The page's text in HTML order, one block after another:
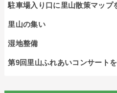
駐車場入り口に里山散策マップ
里山の集い
湿地整備
第9回里山ふれあいコンサート